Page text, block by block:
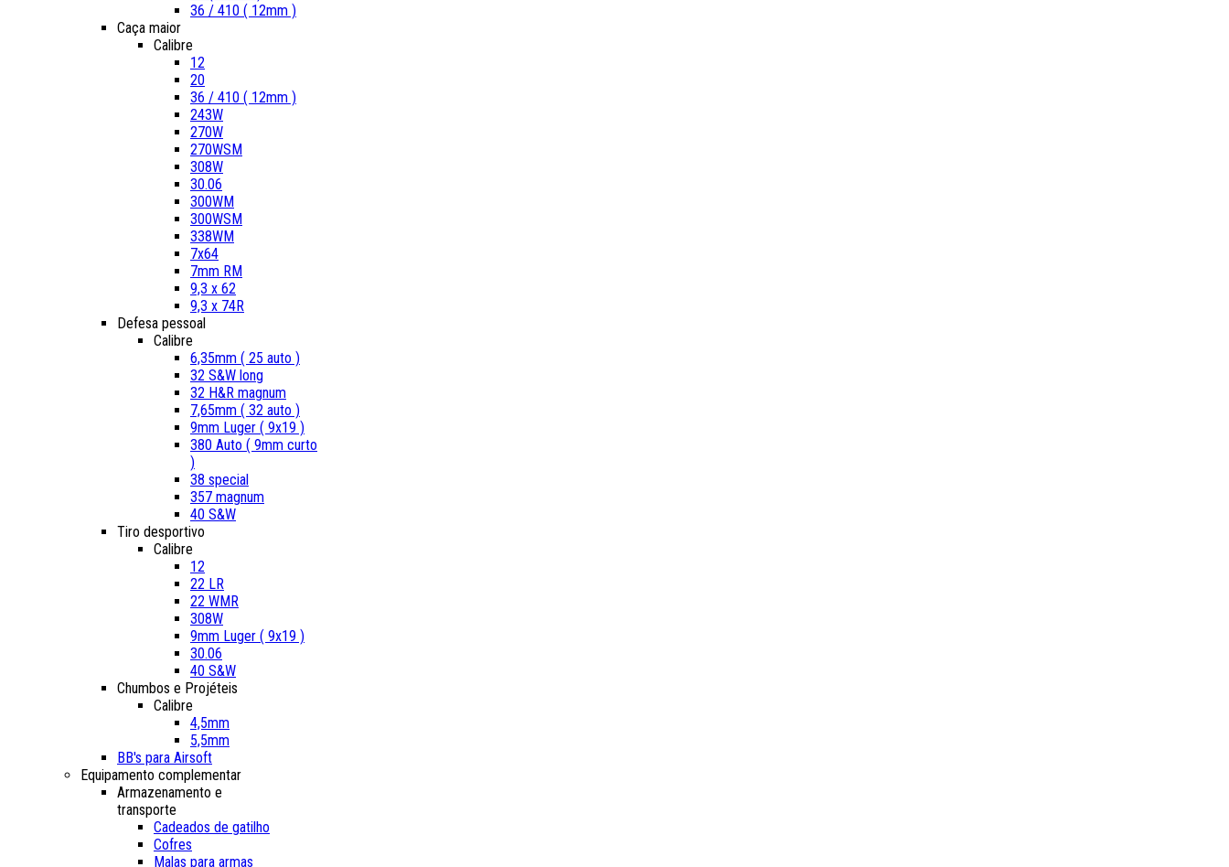
36 / 410 ( 12mm )
Caça maior
Calibre
12
20
36 / 410 ( 12mm )
243W
270W
270WSM
308W
30.06
300WM
300WSM
338WM
7x64
7mm RM
9,3 x 62
9,3 x 74R
Defesa pessoal
Calibre
6,35mm ( 25 auto )
32 S&W long
32 H&R magnum
7,65mm ( 32 auto )
9mm Luger ( 9x19 )
380 Auto ( 9mm curto
)
38 special
357 magnum
40 S&W
Tiro desportivo
Calibre
12
22 LR
22 WMR
308W
9mm Luger ( 9x19 )
30.06
40 S&W
Chumbos e Projéteis
Calibre
4,5mm
5,5mm
BB's para Airsoft
Equipamento complementar
Armazenamento e
transporte
Cadeados de gatilho
Cofres
Malas para armas